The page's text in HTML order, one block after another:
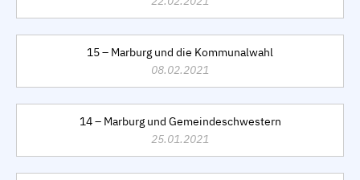
15 – Marburg und die Kommunalwahl
08.02.2021
14 – Marburg und Gemeindeschwestern
25.01.2021